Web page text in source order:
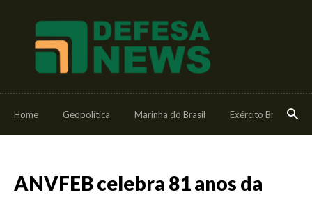
Home Geopolítica Marinha do Brasil Exército Brasileiro
ANVFEB celebra 81 anos da